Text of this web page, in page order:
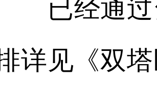
已经通过
详见《双